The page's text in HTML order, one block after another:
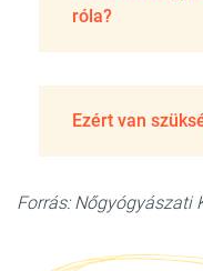
róla?
Ezért van
Forrás: Nőgyógyászati